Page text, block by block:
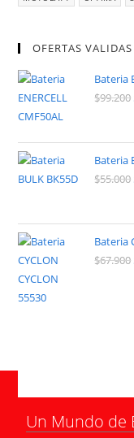
OFERTAS
Bateria
$99.200
Bateria
$55.000
Bateria
$67.900
Un Mundo de